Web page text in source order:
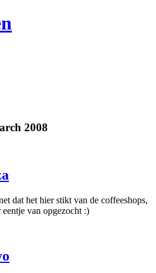
2008
dat het hier stikt van de coffeeshops,
eentje van opgezocht :)